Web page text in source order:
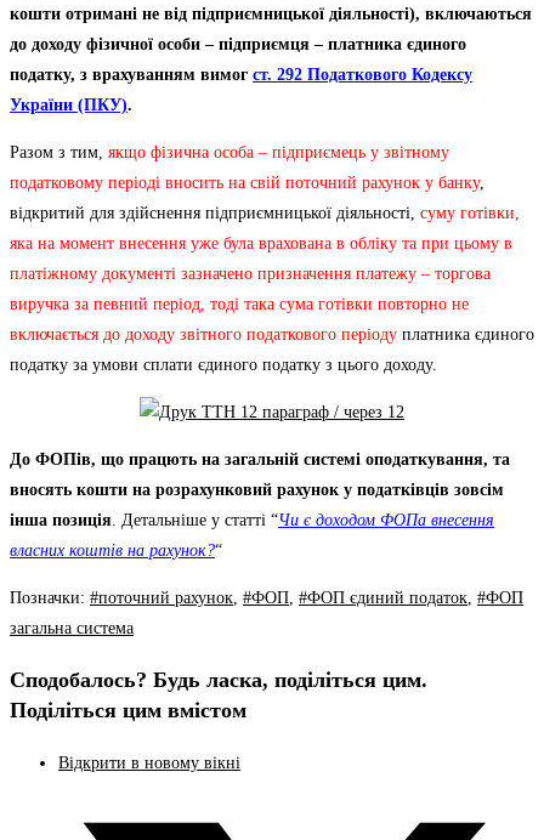
кошти отримані не від підприємницької діяльності), включаються
до доходу фізичної особи – підприємця – платника єдиного
податку, з врахуванням вимог ст. 292 Податкового Кодексу
України (ПКУ).
Разом з тим, якщо фізична особа – підприємець у звітному
податковому періоді вносить на свій поточний рахунок у банку,
відкритий для здійснення підприємницької діяльності, суму готівки,
яка на момент внесення уже була врахована в обліку та при цьому в
платіжному документі зазначено призначення платежу – торгова
виручка за певний період, тоді така сума готівки повторно не
включається до доходу звітного податкового періоду платника єдиного
податку за умови сплати єдиного податку з цього доходу.
До ФОПів, що працють на загальній системі оподаткування, та
вносять кошти на розрахунковий рахунок у податківців зовсім
інша позиція. Детальніше у статті “Чи є доходом ФОПа внесення
власних коштів на рахунок?“
Позначки: #поточний рахунок, #ФОП, #ФОП єдиний податок, #ФОП
загальна система
Сподобалось? Будь ласка, поділіться цим.
Поділіться цим вмістом
Відкрити в новому вікні